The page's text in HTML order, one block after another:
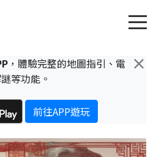
×
，體驗完整的地圖指引、電
等功能。
前往APP遊玩